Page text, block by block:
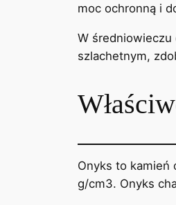
moc ochronną i
W średniowieczu
szlachetnym,
Onyks to kamień
g/cm3. Onyks